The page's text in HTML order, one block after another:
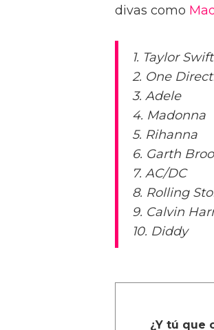
divas como
1. Taylor Swift
2. One
3. Adele
4. Madonna
5. Rihanna
6. Garth
7. AC/DC
8. Rolling
9. Calvin
10. Diddy
¿Y tú que